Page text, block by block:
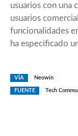
usuarios con una
usuarios
funcionalidades
ha especificado
VÍA Neowin
FUENTE Tech